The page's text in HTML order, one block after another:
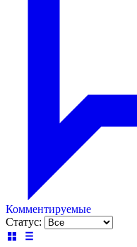
Комментируемые
Статус: